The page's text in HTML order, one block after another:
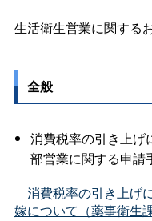
生活衛生営業に関する
全般
消費税率の引き上げ
部営業に関する申請
消費税率の引き上げ
嫁について（薬事衛生課